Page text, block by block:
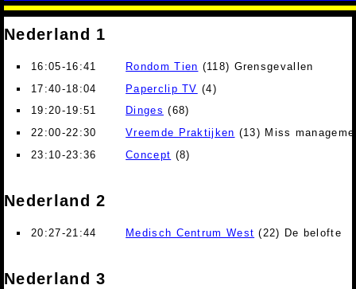
Nederland 1
16:05-16:41 Rondom Tien (118) Grensgevallen
17:40-18:04
Paperclip TV (4)
19:20-19:51
Dinges (68)
22:00-22:30
Vreemde Praktijken (13) Miss
23:10-23:36
Concept (8)
Nederland 2
20:27-21:44 Medisch Centrum West (22) De belofte
Nederland 3